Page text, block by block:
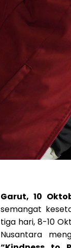
Garut, 10
semangat
tiga hari, 8-10
Nusantara